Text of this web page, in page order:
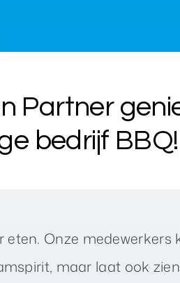
Partner
bedrijf BBQ!
Onze medewerkers
maar laat ook